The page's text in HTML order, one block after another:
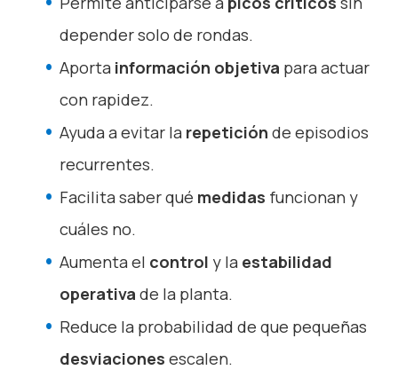
depender solo de rondas.
Aporta información objetiva para actuar
con rapidez.
Ayuda a evitar la repetición de episodios
recurrentes.
Facilita saber qué medidas funcionan y
cuáles no.
Aumenta el control y la estabilidad
operativa de la planta.
Reduce la probabilidad de que pequeñas
desviaciones escalen.